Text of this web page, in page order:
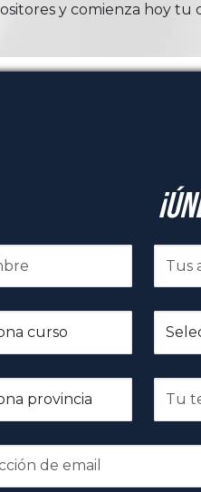
y comienza hoy tu